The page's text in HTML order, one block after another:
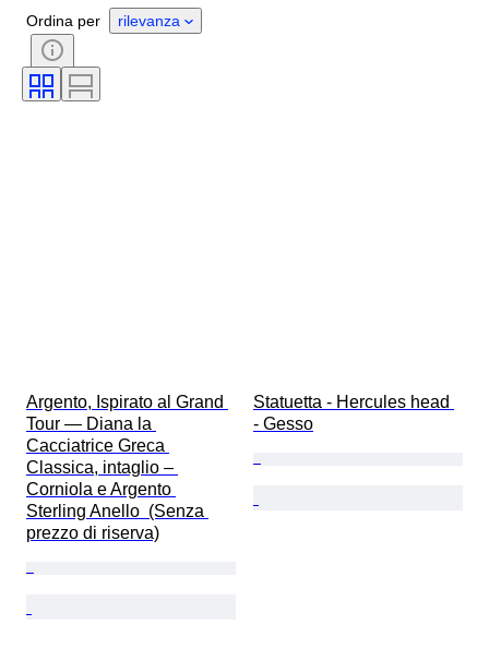
Condizioni
Certificato
Firma
Taglia sull’oggetto
Ordina per rilevanza
Argento, Ispirato al Grand
Tour — Diana la
Cacciatrice Greca
Classica, intaglio –
Corniola e Argento
Sterling Anello  (Senza
prezzo di riserva)
Statuetta - Hercules head
- Gesso